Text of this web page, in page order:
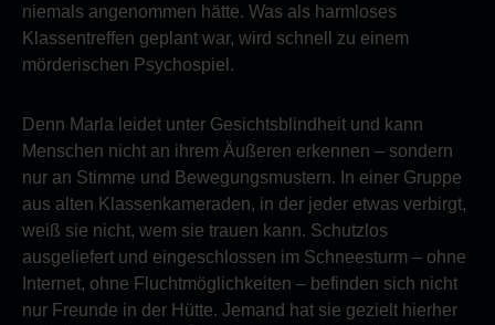
niemals angenommen hätte. Was als harmloses
Klassentreffen geplant war, wird schnell zu einem
mörderischen Psychospiel.
Denn Marla leidet unter Gesichtsblindheit und kann
Menschen nicht an ihrem Äußeren erkennen – sondern
nur an Stimme und Bewegungsmustern. In einer Gruppe
aus alten Klassenkameraden, in der jeder etwas verbirgt,
weiß sie nicht, wem sie trauen kann. Schutzlos
ausgeliefert und eingeschlossen im Schneesturm – ohne
Internet, ohne Fluchtmöglichkeiten – befinden sich nicht
nur Freunde in der Hütte. Jemand hat sie gezielt hierher